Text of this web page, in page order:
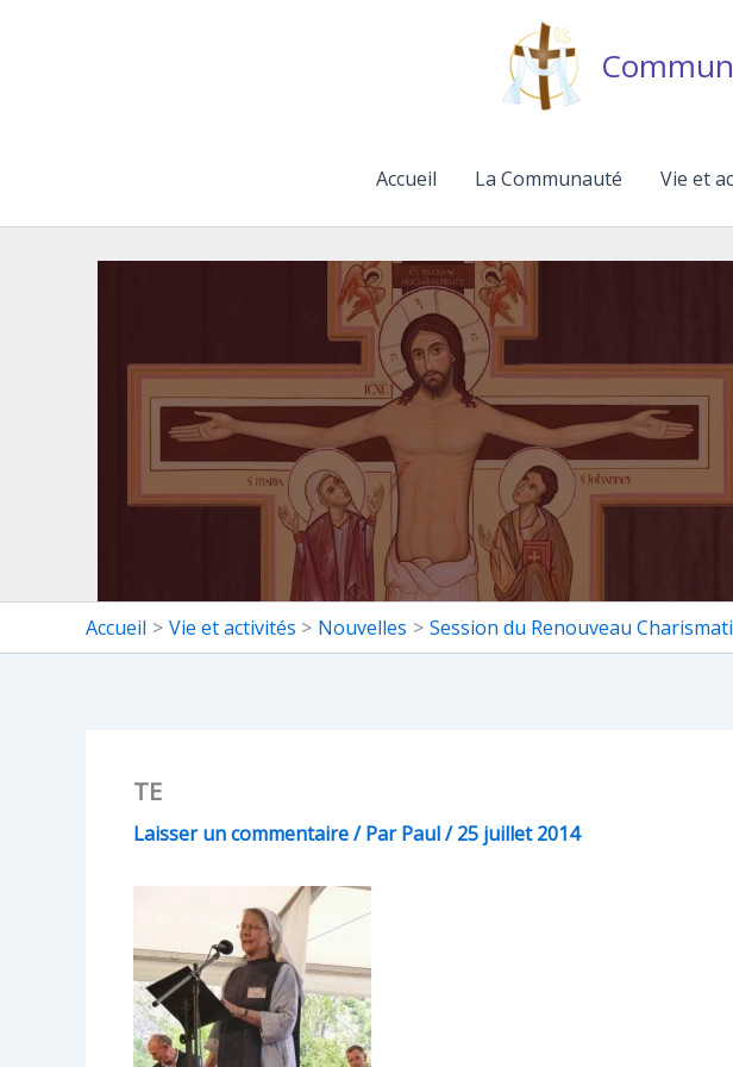
Accueil La Communauté Vie et
Accueil Vie et activités Nouvelles Session du Renouveau
TE
Laisser un commentaire/ ParPaul/25 juillet 2014